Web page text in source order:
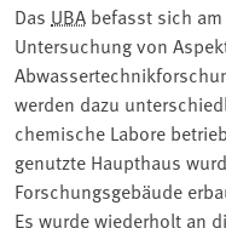
Das UBA befasst sich
Untersuchung von
werden dazu
chemische Labore
genutzte Haupthaus
Forschungsgebäude
Es wurde wiederholt an